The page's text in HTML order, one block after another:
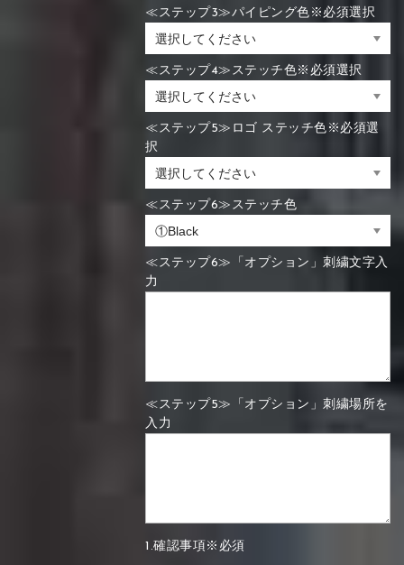
≪ステップ3≫パイピング色※必須選択
≪ステップ4≫ステッチ色※必須選択
≪ステップ5≫ロゴ ステッチ色※必須選
択
≪ステップ6≫ステッチ色
≪ステップ6≫「オプション」刺繍文字入
力
≪ステップ5≫「オプション」刺繍場所を
入力
1.確認事項※必須